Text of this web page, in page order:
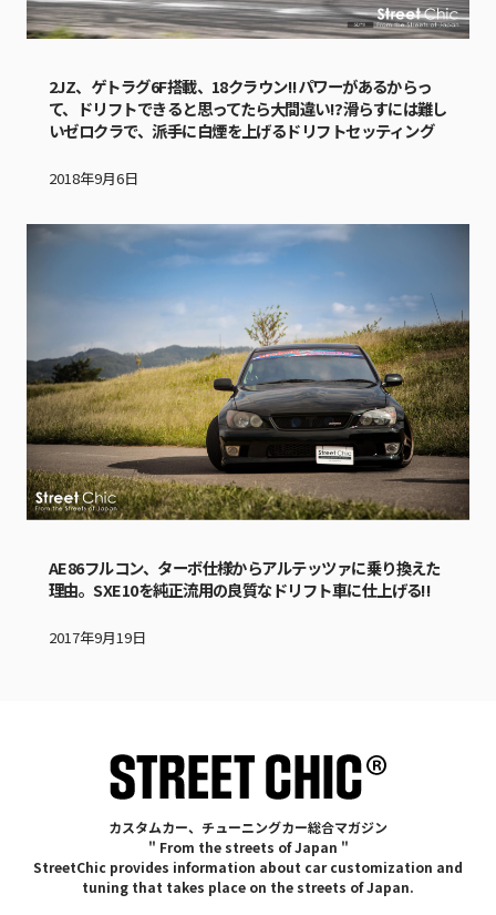
2JZ、ゲトラグ6F搭載、18クラウン!!パワーがあるからっ
て、ドリフトできると思ってたら大間違い!?滑らすには難し
いゼロクラで、派手に白煙を上げるドリフトセッティング
2018年9月6日
AE86フルコン、ターボ仕様からアルテッツァに乗り換えた
理由。SXE10を純正流用の良質なドリフト車に仕上げる!!
2017年9月19日
カスタムカー、チューニングカー総合マガジン
" From the streets of Japan "
StreetChic provides information about car customization and
tuning that takes place on the streets of Japan.